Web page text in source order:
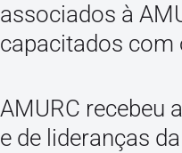
associados à
capacitados com
AMURC recebeu
e de lideranças